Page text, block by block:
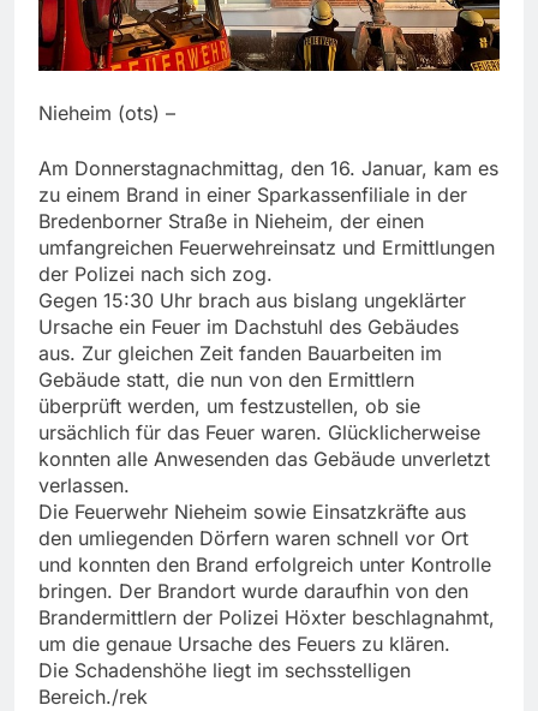
Nieheim (ots) –
Am Donnerstagnachmittag, den 16. Januar, kam es
zu einem Brand in einer Sparkassenfiliale in der
Bredenborner Straße in Nieheim, der einen
umfangreichen Feuerwehreinsatz und Ermittlungen
der Polizei nach sich zog.
Gegen 15:30 Uhr brach aus bislang ungeklärter
Ursache ein Feuer im Dachstuhl des Gebäudes
aus. Zur gleichen Zeit fanden Bauarbeiten im
Gebäude statt, die nun von den Ermittlern
überprüft werden, um festzustellen, ob sie
ursächlich für das Feuer waren. Glücklicherweise
konnten alle Anwesenden das Gebäude unverletzt
verlassen.
Die Feuerwehr Nieheim sowie Einsatzkräfte aus
den umliegenden Dörfern waren schnell vor Ort
und konnten den Brand erfolgreich unter Kontrolle
bringen. Der Brandort wurde daraufhin von den
Brandermittlern der Polizei Höxter beschlagnahmt,
um die genaue Ursache des Feuers zu klären.
Die Schadenshöhe liegt im sechsstelligen
Bereich./rek